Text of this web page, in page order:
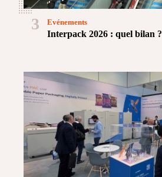
3
Interpack 2026 : quel bilan ?
Evénements